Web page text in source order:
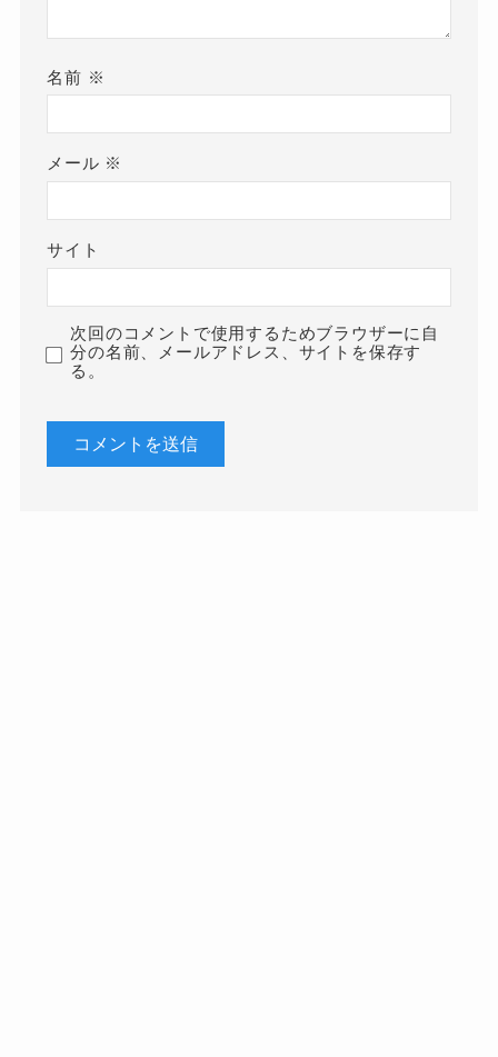
名前 ※
メール ※
サイト
次回のコメントで使用するためブラウザーに自
分の名前、メールアドレス、サイトを保存す
る。